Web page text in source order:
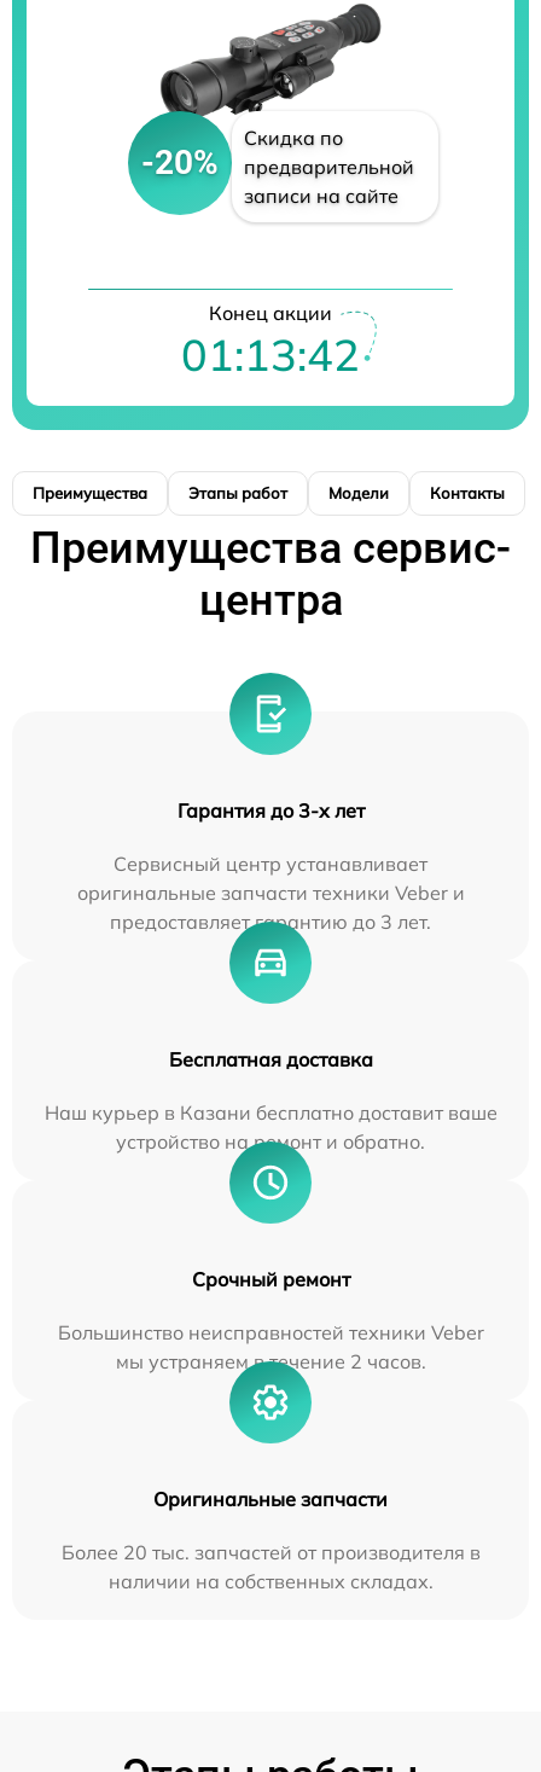
-20%
Скидка по
предварительной
записи на сайте
Конец акции
01:13:42
Преимущества Этапы работ Модели Контакты
Преимущества сервис-
центра
Гарантия до 3-х лет
Сервисный центр устанавливает
оригинальные запчасти техники Veber и
предоставляет гарантию до 3 лет.
Бесплатная доставка
Наш курьер в Казани бесплатно доставит ваше
устройство на ремонт и обратно.
Срочный ремонт
Большинство неисправностей техники Veber
мы устраняем в течение 2 часов.
Оригинальные запчасти
Более 20 тыс. запчастей от производителя в
наличии на собственных складах.